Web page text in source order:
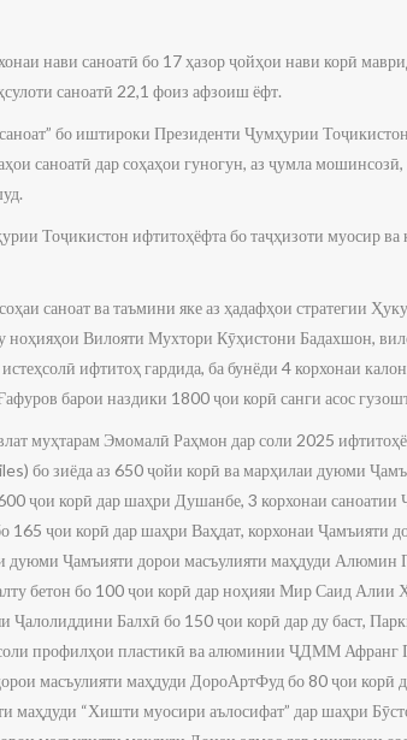
нави саноатӣ бо 17 ҳазор ҷойҳои нави корӣ
саноатӣ 22,1 фоиз афзоиш ёфт.
бо иштироки Президенти Ҷумҳурии
саноатӣ дар соҳаҳои гуногун, аз ҷумла мошинсозӣ,
Тоҷикистон ифтитоҳёфта бо таҷҳизоти муосир
саноат ва таъмини яке аз ҳадафҳои стратегии
Вилояти Мухтори Кӯҳистони Бадахшон,
ифтитоҳ гардида, ба бунёди 4 корхонаи
барои наздики 1800 ҷои корӣ санги асос
муҳтарам Эмомалӣ Раҳмон дар соли 2025
бо зиёда аз 650 ҷойи корӣ ва марҳилаи дуюми
ҷои корӣ дар шаҳри Душанбе, 3 корхонаи
165 ҷои корӣ дар шаҳри Ваҳдат, корхонаи Ҷамъияти
Ҷамъияти дорои масъулияти маҳдуди Алюмин
бетон бо 100 ҷои корӣ дар ноҳияи Мир Саид
Ҷалолиддини Балхӣ бо 150 ҷои корӣ дар ду баст,
профилҳои пластикӣ ва алюминии ҶДММ Афранг
масъулияти маҳдуди ДороАртФуд бо 80 ҷои корӣ
маҳдуди “Хишти муосири аълосифат” дар шаҳри